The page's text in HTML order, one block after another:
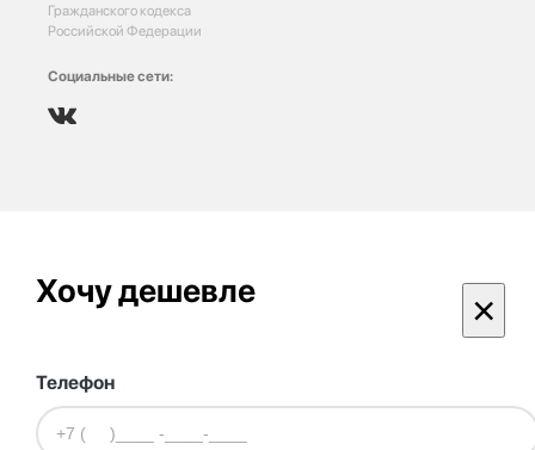
Гражданского кодекса
Российской Федерации
Социальные сети:
Хочу дешевле ×
Телефон